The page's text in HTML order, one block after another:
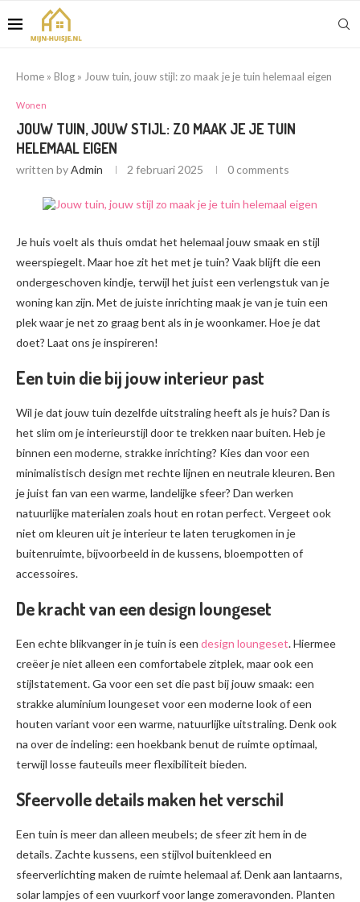
Home » Blog » Jouw tuin, jouw stijl: zo maak je je tuin helemaal eigen
Wonen
JOUW TUIN, JOUW STIJL: ZO MAAK JE JE TUIN
HELEMAAL EIGEN
written byAdmin 2 februari 2025 0 comments
Je huis voelt als thuis omdat het helemaal jouw smaak en stijl
weerspiegelt. Maar hoe zit het met je tuin? Vaak blijft die een
ondergeschoven kindje, terwijl het juist een verlengstuk van je
woning kan zijn. Met de juiste inrichting maak je van je tuin een
plek waar je net zo graag bent als in je woonkamer. Hoe je dat
doet? Laat ons je inspireren!
Een tuin die bij jouw interieur past
Wil je dat jouw tuin dezelfde uitstraling heeft als je huis? Dan is
het slim om je interieurstijl door te trekken naar buiten. Heb je
binnen een moderne, strakke inrichting? Kies dan voor een
minimalistisch design met rechte lijnen en neutrale kleuren. Ben
je juist fan van een warme, landelijke sfeer? Dan werken
natuurlijke materialen zoals hout en rotan perfect. Vergeet ook
niet om kleuren uit je interieur te laten terugkomen in je
buitenruimte, bijvoorbeeld in de kussens, bloempotten of
accessoires.
De kracht van een design loungeset
Een echte blikvanger in je tuin is een design loungeset. Hiermee
creëer je niet alleen een comfortabele zitplek, maar ook een
stijlstatement. Ga voor een set die past bij jouw smaak: een
strakke aluminium loungeset voor een moderne look of een
houten variant voor een warme, natuurlijke uitstraling. Denk ook
na over de indeling: een hoekbank benut de ruimte optimaal,
terwijl losse fauteuils meer flexibiliteit bieden.
Sfeervolle details maken het verschil
Een tuin is meer dan alleen meubels; de sfeer zit hem in de
details. Zachte kussens, een stijlvol buitenkleed en
sfeerverlichting maken de ruimte helemaal af. Denk aan lantaarns,
solar lampjes of een vuurkorf voor lange zomeravonden. Planten